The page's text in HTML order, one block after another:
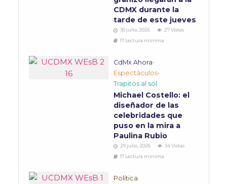
CDMX durante la
tarde de este jueves
30 julio, 2026
27 Vistas
17 Lectura mínima
CdMx Ahora•
Espectáculos•
Trapitos al sol
Michael Costello: el
diseñador de las
celebridades que
puso en la mira a
Paulina Rubio
29 julio, 2026
34 Vistas
17 Lectura mínima
Política